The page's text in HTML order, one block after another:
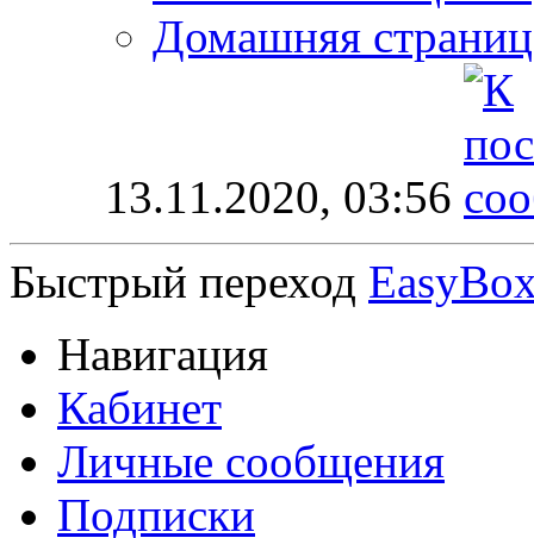
Домашняя
13.11.2020, 03:56
Быстрый переход
Навигация
Кабинет
Личные сообщения
Подписки